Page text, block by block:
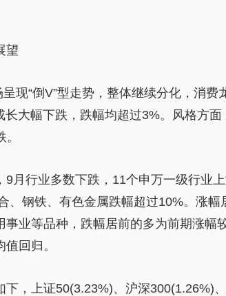
望
现“倒V”型走势，整体继续分化，消
大幅下跌，跌幅均超过3%。风格方面
9月行业多数下跌，11个申万一级行业
、钢铁、有色金属跌幅超过10%。涨幅
事业等品种，跌幅居前的多为前期涨幅
回归。
下，上证50(3.23%)、沪深300(1.26%)